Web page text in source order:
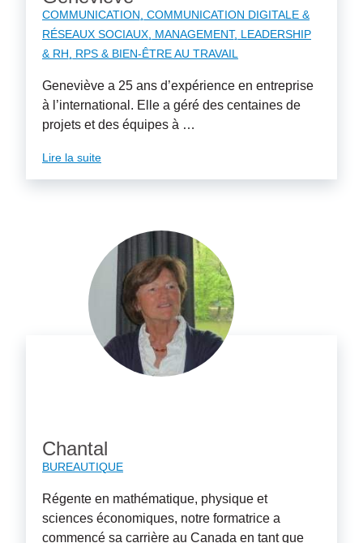
COMMUNICATION COMMUNICATION DIGITALE &
RÉSEAUX SOCIAUX MANAGEMENT, LEADERSHIP
& RH
RPS & BIEN-ÊTRE AU TRAVAIL
Geneviève a 25 ans d’expérience en entreprise
à l’international. Elle a géré des centaines de
projets et des équipes à …
Lire la suite
Chantal
BUREAUTIQUE
Régente en mathématique, physique et
sciences économiques, notre formatrice a
commencé sa carrière au Canada en tant que